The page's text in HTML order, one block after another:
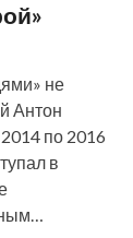
не
Антон
по 2016
в